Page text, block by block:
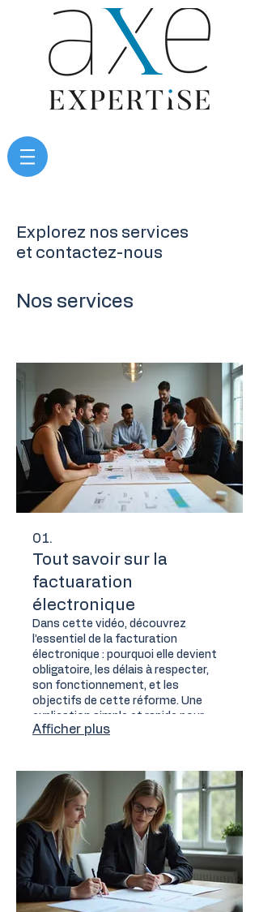
Explorez nos services
et contactez-nous
Nos services
01.
Tout savoir sur la
factuaration
électronique
Dans cette vidéo, découvrez
l’essentiel de la facturation
électronique : pourquoi elle devient
obligatoire, les délais à respecter,
son fonctionnement, et les
objectifs de cette réforme. Une
explication simple et rapide pour
comprendre et préparer
Afficher plus